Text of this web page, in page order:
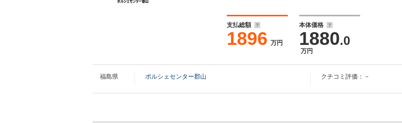
支払総額
1896 万円
本体価格
1880.0
万円
福島県 ポルシェセンター郡山 クチコミ評価：－